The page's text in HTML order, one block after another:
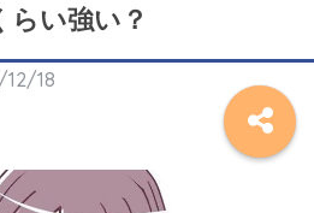
らい強い？
12/18